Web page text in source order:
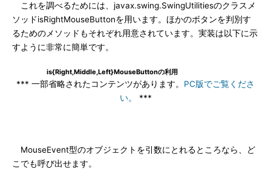
これを調べるためには、javax.swing.SwingUtilitiesのクラスメ
ソッドisRightMouseButtonを用います。ほかのボタンを判別す
るためのメソッドもそれぞれ用意されています。実装は以下に示
すように非常に簡単です。
is{Right,Middle,Left}MouseButtonの利用
*** 一部省略されたコンテンツがあります。 PC版でご覧くださ
い。
***
MouseEvent型のオブジェクトを引数にとれるところなら、ど
こでも呼び出せます。